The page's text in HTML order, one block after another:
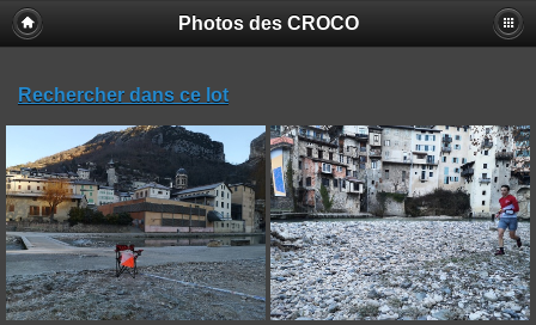
Photos des CROCO
Rechercher dans ce lot